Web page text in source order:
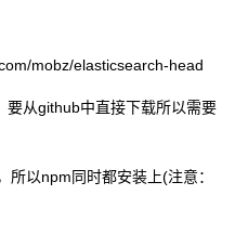
mobz/elasticsearch-head
要从github中直接下载所以需要
所以npm同时都安装上(注意：